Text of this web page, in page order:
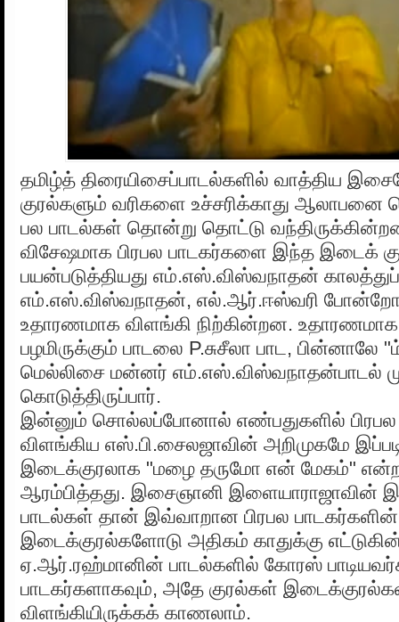
தமிழ்த் திரையிசைப்பாடல்களில் வாத்திய
குரல்களும் வரிகளை உச்சரிக்காது
பல பாடல்கள் தொன்று தொட்டு
விசேஷமாக பிரபல பாடகர்களை இந்த இடைக்
பயன்படுத்தியது எம்.எஸ்.விஸ்வநாதன்
எம்.எஸ்.விஸ்வநாதன், எல்.ஆர்.ஈஸ்வரி
உதாரணமாக விளங்கி நிற்கின்றன. உதாரணமாக
பழமிருக்கும் பாடலை P.சுசீலா பாட, பின்னாலே
மெல்லிசை மன்னர் எம்.எஸ்.விஸ்வநாதன்பாடல்
கொடுத்திருப்பார்.
இன்னும் சொல்லப்போனால் எண்பதுகளில் பிரபல
விளங்கிய எஸ்.பி.சைலஜாவின் அறிமுகமே
இடைக்குரலாக "மழை தருமோ என் மேகம்" என்ற
ஆரம்பித்தது. இசைஞானி இளையாராஜாவின்
பாடல்கள் தான் இவ்வாறான பிரபல பாடகர்களின்
இடைக்குரல்களோடு அதிகம் காதுக்கு
ஏ.ஆர்.ரஹ்மானின் பாடல்களில் கோரஸ்
பாடகர்களாகவும், அதே குரல்கள்
விளங்கியிருக்கக் காணலாம்.